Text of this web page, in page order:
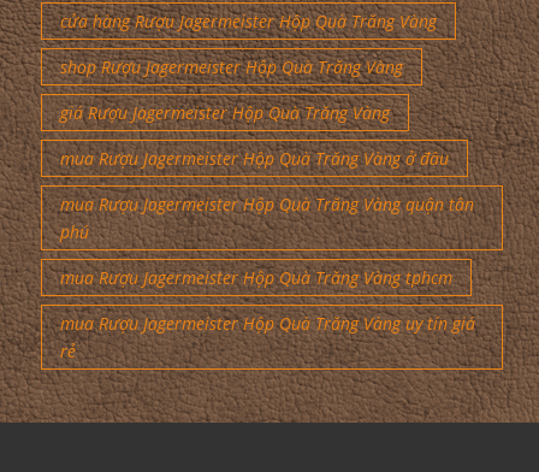
cửa hàng Rượu Jagermeister Hộp Quà Trăng Vàng
shop Rượu Jagermeister Hộp Quà Trăng Vàng
giá Rượu Jagermeister Hộp Quà Trăng Vàng
mua Rượu Jagermeister Hộp Quà Trăng Vàng ở đâu
mua Rượu Jagermeister Hộp Quà Trăng Vàng quận tân
phú
mua Rượu Jagermeister Hộp Quà Trăng Vàng tphcm
mua Rượu Jagermeister Hộp Quà Trăng Vàng uy tín giá
rẻ